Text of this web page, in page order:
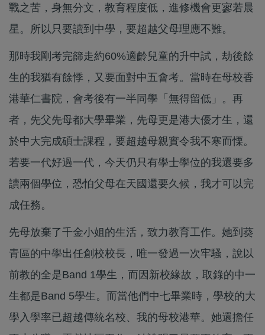
戰之苦，身無分文，教育程度低，進修機會更寥若晨
星。所以只要讀到中學，要超越父母理應不難。
那時我剛考完篩走約60%適齡兒童的升中試，劫後餘
生的我猶有餘悸，又要面對中五會考。當時在母校香
港華仁書院，會考後有一半同學「無得留低」。再
者，先父先母都大學畢業，先母更是港大優才生，還
於中大完成碩士課程，要超越母親實令我不寒而慄。
若要一代好過一代，今天仍只有學士學位的我還要多
讀兩個學位，恐怕父母在天國還要久候，我才可以完
成任務。
先母放棄了千金小姐的生活，致力教育工作。她到葵
青區的中學出任創校校長，唯一發過一次牢騷，說以
前教的全是Band 1學生，而因新校緣故，取錄的中一
生都是Band 5學生。而當他們中七畢業時，學校的大
學入學率已超越傳統名校、我的母校港華。她還擔任